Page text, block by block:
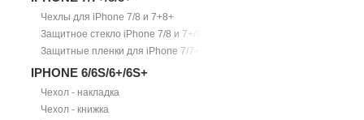
Чехлы для iPhone 7/8 и 7+8+
Защитное стекло iPhone 7/8 и 7+/8+
Защитные пленки для iPhone 7/7+
IPHONE 6/6S/6+/6S+
Чехол - накладка
Чехол - книжка